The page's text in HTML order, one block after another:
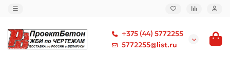
+375 (44) 5772255
5772255@list.ru